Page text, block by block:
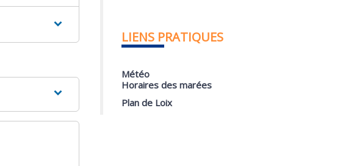
LIENS PRATIQUES
Météo
Horaires des marées
Plan de Loix